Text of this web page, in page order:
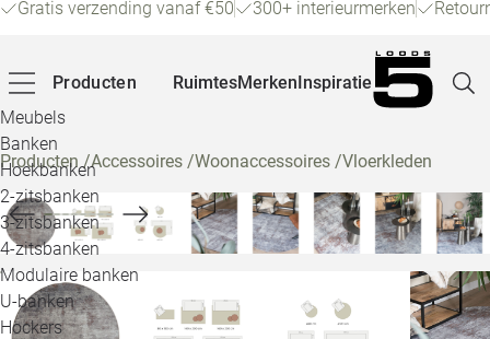
Gratis verzending vanaf €50 300+ interieurmerken
Producten
Meubels
Banken
Hoekbanken
2-zitsbanken
3-zitsbanken
4-zitsbanken
Modulaire banken
U-banken
Hockers
RuimtesMerkenInspiratie
Producten/Accessoires /Woonaccessoires /Vloerkleden